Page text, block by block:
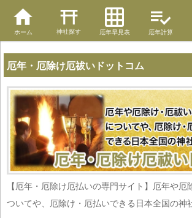
ホーム 神社探す 厄年早見表 厄年計算
厄年・厄除け厄祓いドットコム
【厄年・厄除け厄払いの専門サイト】厄年や厄
ついてや、厄除け・厄払いできる日本全国の神